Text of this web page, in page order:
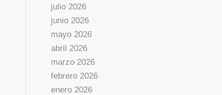
julio 2026
junio 2026
mayo 2026
abril 2026
marzo 2026
febrero 2026
enero 2026